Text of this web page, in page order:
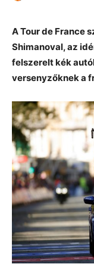
A Tour de France
Shimanoval, az
felszerelt kék
versenyzőknek a